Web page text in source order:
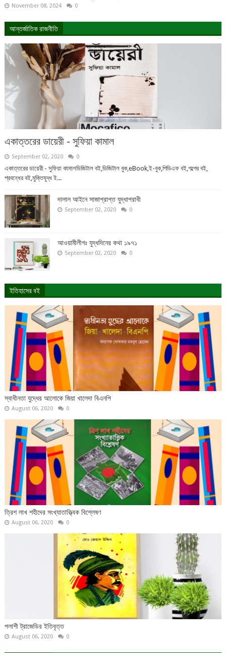
November 08, 2024 0
আন্তর্জাতিক রাজনীতি
একাত্তরের ডায়েরী - সুফিয়া কামাল
September 02, 2020 0
একাত্তরের ডায়েরী - সুফিয়া কামালডিজিটাল বই,ডিজিটাল বুক,eBook,ই-বুক,পিডিএফ বই,গল্পের বই,
প্রবন্ধের বই,মুক্তিযুদ্ধ ই...
দালাল আইনে সাজাপ্রাপ্ত যুদ্ধাপরাধী
September 02, 2020 0
আওয়ামীলীগঃ যুদ্ধদিনের কথা ১৯৭১
September 02, 2020 0
ইতিহাসের বই
স্বাধীনতা যুদ্ধের আলোকে জিয়া খালেদা বিএনপি
August 06, 2020 0
ত্রিশ লাখ শহীদের সংখ্যাতাত্ত্বিক বিশ্লেষণ
August 06, 2020 0
পলাশী ট্রাজেডির ইতিবৃত্ত
August 06, 2020 0